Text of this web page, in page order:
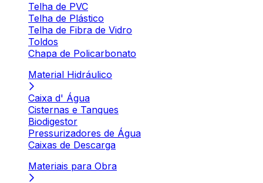
Telha de PVC
Telha de Plástico
Telha de Fibra de Vidro
Toldos
Chapa de Policarbonato
Material Hidráulico
Caixa d' Água
Cisternas e Tanques
Biodigestor
Pressurizadores de Água
Caixas de Descarga
Materiais para Obra